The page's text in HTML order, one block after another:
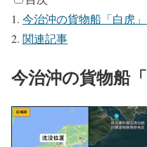
今治沖の貨物船「白虎
関連記事
今治沖の貨物船